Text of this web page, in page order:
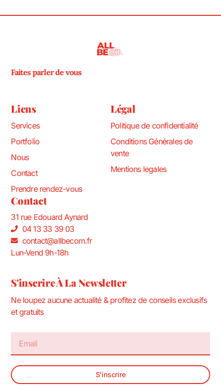
Faites parler de vous
Liens
Services
Portfolio
Nous
Contact
Prendre rendez-vous
Légal
Politique de confidentialité
Conditions Générales de
vente
Mentions legales
Contact
31 rue Edouard Aynard
04 13 33 39 03
contact@allbecom.fr
Lun-Vend 9h-18h
S'inscrire À La Newsletter
Ne loupez aucune actualité & profitez de conseils exclusifs
et gratuits
S'inscrire